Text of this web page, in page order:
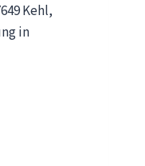
Kehl,
in